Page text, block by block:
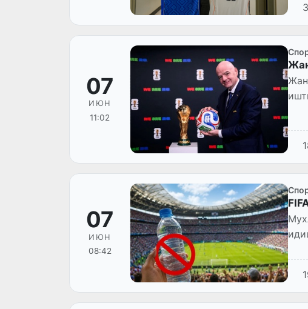
07
ИЮН
11:02
07
ИЮН
08:42